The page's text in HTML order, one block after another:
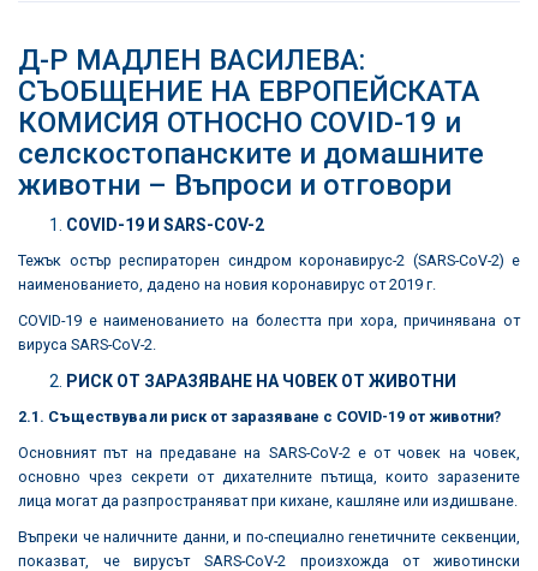
Д-Р МАДЛЕН ВАСИЛЕВА:
СЪОБЩЕНИЕ НА ЕВРОПЕЙСКАТА
КОМИСИЯ ОТНОСНО COVID-19 и
селскостопанските и домашните
животни – Въпроси и отговори
COVID-19 И SARS-COV-2
Тежък остър респираторен синдром коронавирус-2 (SARS-CoV-2) е
наименованието, дадено на новия коронавирус от 2019 г.
COVID-19 е наименованието на болестта при хора, причинявана от
вируса SARS-CoV-2.
РИСК ОТ ЗАРАЗЯВАНЕ НА ЧОВЕК ОТ ЖИВОТНИ
2.1. Съществува ли риск от заразяване с COVID-19 от животни?
Основният път на предаване на SARS-CoV-2 е от човек на човек,
основно чрез секрети от дихателните пътища, които заразените
лица могат да разпространяват при кихане, кашляне или издишване.
Въпреки че наличните данни, и по-специално генетичните секвенции,
показват, че вирусът SARS-CoV-2 произхожда от животински